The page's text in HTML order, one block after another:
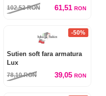
kr.r
102,52RON 61,51 RON
-50%
Sutien soft fara armatura
Lux
78,10RON 39,05 RON